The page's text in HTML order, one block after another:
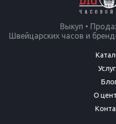
Выкуп •
Швейцарских часов и
О